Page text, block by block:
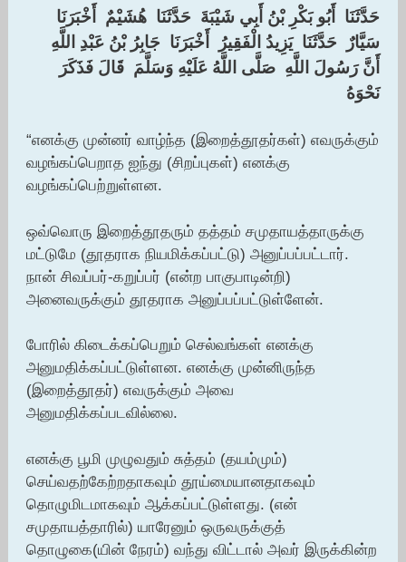
حَدَّثَنَا ‏ ‏أَبُو بَكْرِ بْنُ أَبِي شَيْبَةَ ‏ ‏حَدَّثَنَا ‏ ‏هُشَيْمٌ ‏ ‏أَخْبَرَنَا ‏
‏سَيَّارٌ ‏ ‏حَدَّثَنَا ‏ ‏يَزِيدُ الْفَقِيرُ ‏ ‏أَخْبَرَنَا ‏ ‏جَابِرُ بْنُ عَبْدِ اللَّهِ ‏
‏أَنَّ رَسُولَ اللَّهِ ‏ ‏صَلَّى اللَّهُ عَلَيْهِ وَسَلَّمَ ‏ ‏قَالَ فَذَكَرَ ‏
‏نَحْوَهُ
“எனக்கு முன்னர் வாழ்ந்த (இறைத்தூதர்கள்) எவருக்கும்
வழங்கப்பெறாத ஐந்து (சிறப்புகள்) எனக்கு
வழங்கப்பெற்றுள்ளன.
ஒவ்வொரு இறைத்தூதரும் தத்தம் சமுதாயத்தாருக்கு
மட்டுமே (தூதராக நியமிக்கப்பட்டு) அனுப்பப்பட்டார்.
நான் சிவப்பர்-கறுப்பர் (என்ற பாகுபாடின்றி)
அனைவருக்கும் தூதராக அனுப்பப்பட்டுள்ளேன்.
போரில் கிடைக்கப்பெறும் செல்வங்கள் எனக்கு
அனுமதிக்கப்பட்டுள்ளன. எனக்கு முன்னிருந்த
(இறைத்தூதர்) எவருக்கும் அவை
அனுமதிக்கப்படவில்லை.
எனக்கு பூமி முழுவதும் சுத்தம் (தயம்மும்)
செய்வதற்கேற்றதாகவும் தூய்மையானதாகவும்
தொழுமிடமாகவும் ஆக்கப்பட்டுள்ளது. (என்
சமுதாயத்தாரில்) யாரேனும் ஒருவருக்குத்
தொழுகை(யின் நேரம்) வந்து விட்டால் அவர் இருக்கின்ற